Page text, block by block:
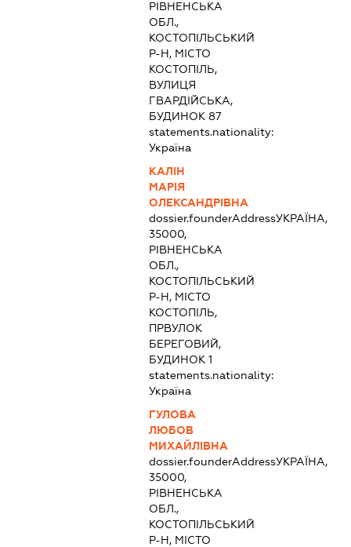
РІВНЕНСЬКА
ОБЛ.,
КОСТОПІЛЬСЬКИЙ
Р-Н, МІСТО
КОСТОПІЛЬ,
ВУЛИЦЯ
ГВАРДІЙСЬКА,
БУДИНОК 87
statements.nationality:
Україна
КАЛІН
МАРІЯ
ОЛЕКСАНДРІВНА
dossier.founderAddressУКРАЇНА,
35000,
РІВНЕНСЬКА
ОБЛ.,
КОСТОПІЛЬСЬКИЙ
Р-Н, МІСТО
КОСТОПІЛЬ,
ПРВУЛОК
БЕРЕГОВИЙ,
БУДИНОК 1
statements.nationality:
Україна
ГУЛОВА
ЛЮБОВ
МИХАЙЛІВНА
dossier.founderAddressУКРАЇНА,
35000,
РІВНЕНСЬКА
ОБЛ.,
КОСТОПІЛЬСЬКИЙ
Р-Н, МІСТО